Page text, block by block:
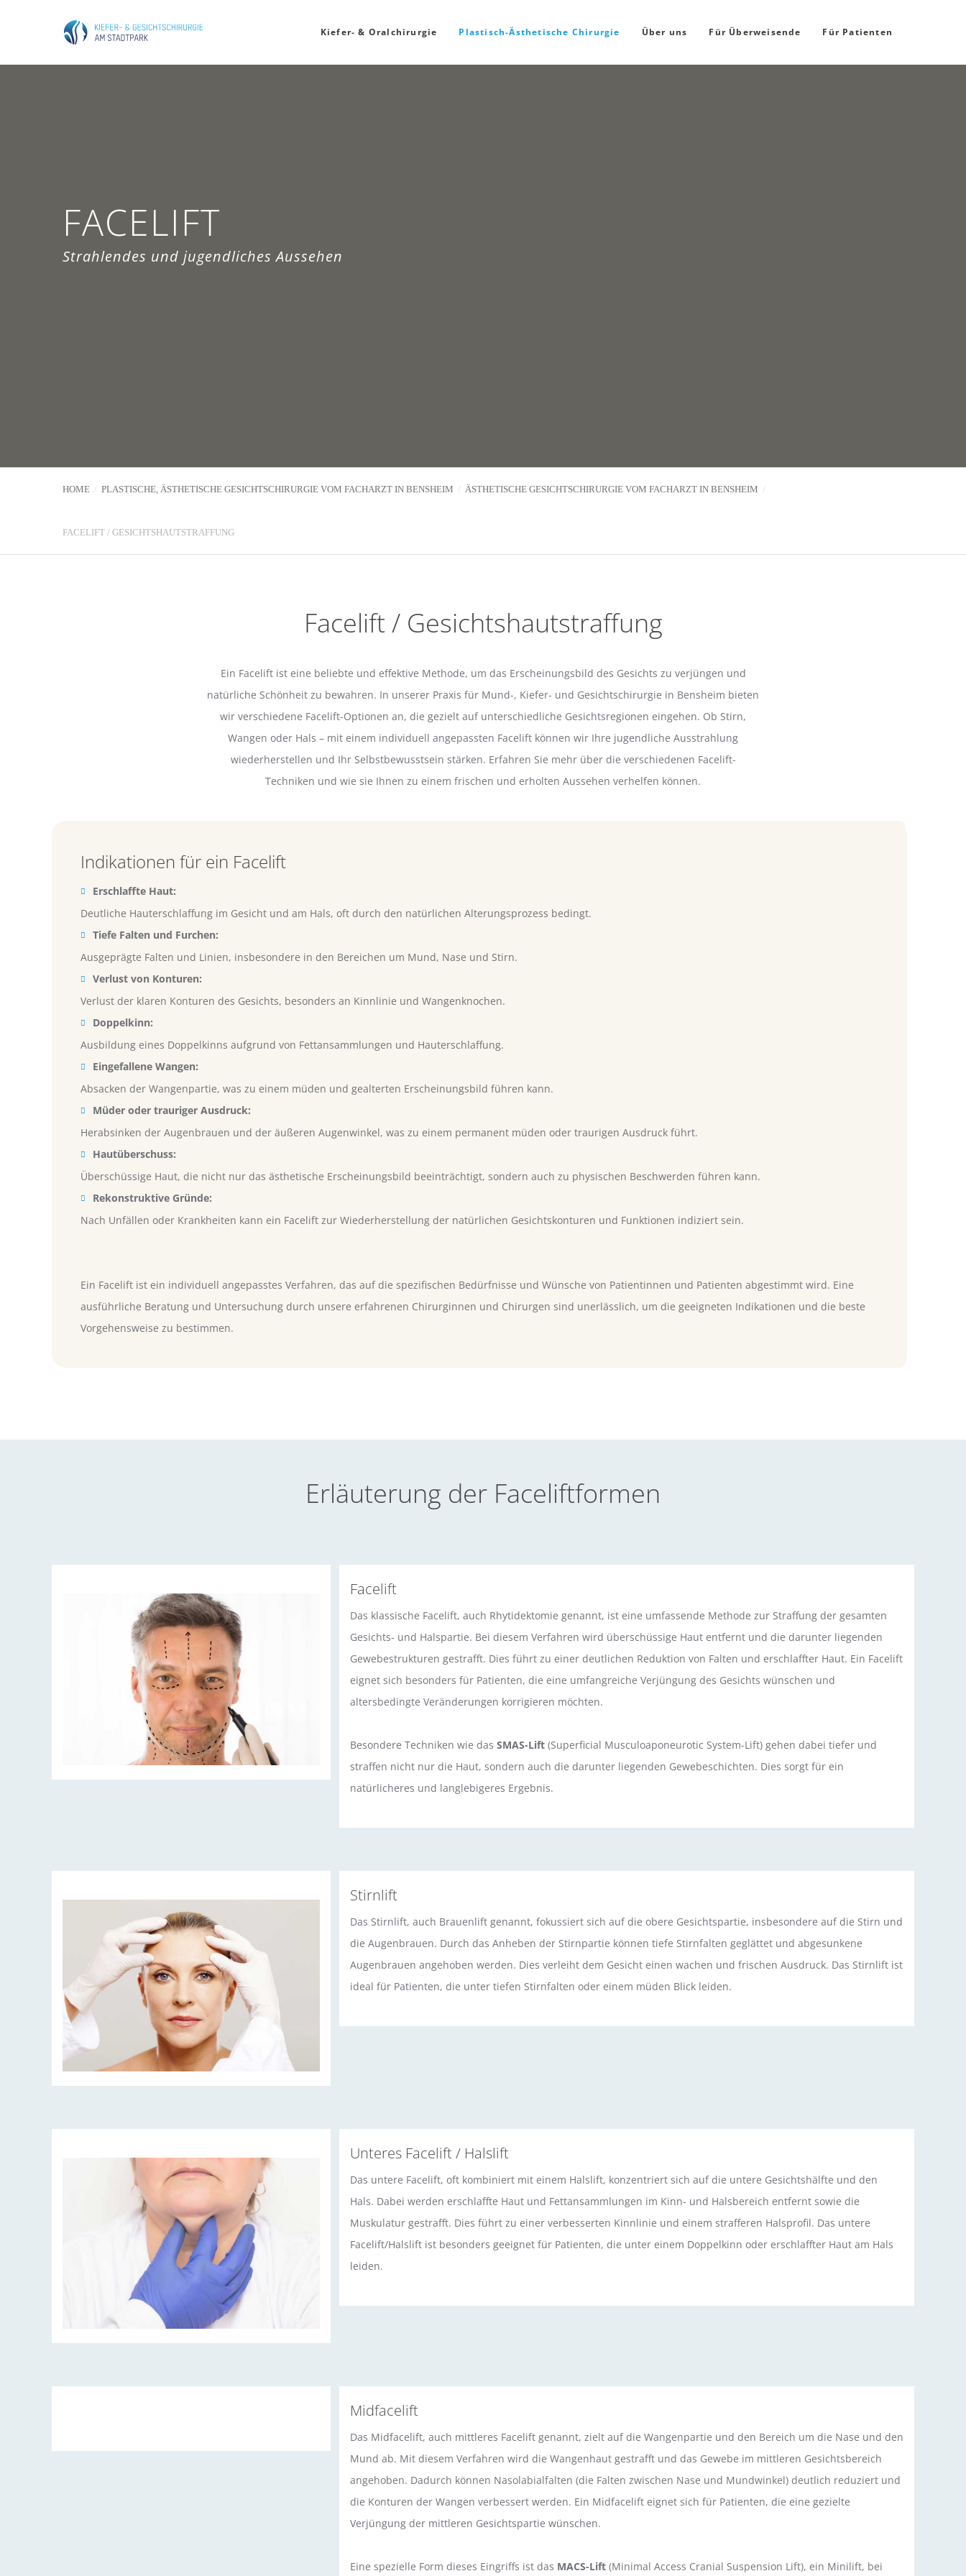
Kiefer- & Oralchirurgie Plastisch-Ästhetische Chirurgie Über uns Für Überweisende Für Patienten
FACELIFT
Strahlendes und jugendliches Aussehen
HOME PLASTISCHE, ÄSTHETISCHE GESICHTSCHIRURGIE VOM FACHARZT IN BENSHEIM ÄSTHETISCHE GESICHTSCHIRURGIE VOM FACHARZT IN BENSHEIM
FACELIFT / GESICHTSHAUTSTRAFFUNG
Facelift / Gesichtshautstraffung
Ein Facelift ist eine beliebte und effektive Methode, um das Erscheinungsbild des Gesichts zu verjüngen und
natürliche Schönheit zu bewahren. In unserer Praxis für Mund-, Kiefer- und Gesichtschirurgie in Bensheim bieten
wir verschiedene Facelift-Optionen an, die gezielt auf unterschiedliche Gesichtsregionen eingehen. Ob Stirn,
Wangen oder Hals – mit einem individuell angepassten Facelift können wir Ihre jugendliche Ausstrahlung
wiederherstellen und Ihr Selbstbewusstsein stärken. Erfahren Sie mehr über die verschiedenen Facelift-
Techniken und wie sie Ihnen zu einem frischen und erholten Aussehen verhelfen können.
Indikationen für ein Facelift
Erschlaffte Haut:
Deutliche Hauterschlaffung im Gesicht und am Hals, oft durch den natürlichen Alterungsprozess bedingt.
Tiefe Falten und Furchen:
Ausgeprägte Falten und Linien, insbesondere in den Bereichen um Mund, Nase und Stirn.
Verlust von Konturen:
Verlust der klaren Konturen des Gesichts, besonders an Kinnlinie und Wangenknochen.
Doppelkinn:
Ausbildung eines Doppelkinns aufgrund von Fettansammlungen und Hauterschlaffung.
Eingefallene Wangen:
Absacken der Wangenpartie, was zu einem müden und gealterten Erscheinungsbild führen kann.
Müder oder trauriger Ausdruck:
Herabsinken der Augenbrauen und der äußeren Augenwinkel, was zu einem permanent müden oder traurigen Ausdruck führt.
Hautüberschuss:
Überschüssige Haut, die nicht nur das ästhetische Erscheinungsbild beeinträchtigt, sondern auch zu physischen Beschwerden führen kann.
Rekonstruktive Gründe:
Nach Unfällen oder Krankheiten kann ein Facelift zur Wiederherstellung der natürlichen Gesichtskonturen und Funktionen indiziert sein.
Ein Facelift ist ein individuell angepasstes Verfahren, das auf die spezifischen Bedürfnisse und Wünsche von Patientinnen und Patienten abgestimmt wird. Eine
ausführliche Beratung und Untersuchung durch unsere erfahrenen Chirurginnen und Chirurgen sind unerlässlich, um die geeigneten Indikationen und die beste
Vorgehensweise zu bestimmen.
Erläuterung der Faceliftformen
Facelift
Das klassische Facelift, auch Rhytidektomie genannt, ist eine umfassende Methode zur Straffung der gesamten
Gesichts- und Halspartie. Bei diesem Verfahren wird überschüssige Haut entfernt und die darunter liegenden
Gewebestrukturen gestrafft. Dies führt zu einer deutlichen Reduktion von Falten und erschlaffter Haut. Ein Facelift
eignet sich besonders für Patienten, die eine umfangreiche Verjüngung des Gesichts wünschen und
altersbedingte Veränderungen korrigieren möchten.
Besondere Techniken wie das SMAS-Lift (Superficial Musculoaponeurotic System-Lift) gehen dabei tiefer und
straffen nicht nur die Haut, sondern auch die darunter liegenden Gewebeschichten. Dies sorgt für ein
natürlicheres und langlebigeres Ergebnis.
Stirnlift
Das Stirnlift, auch Brauenlift genannt, fokussiert sich auf die obere Gesichtspartie, insbesondere auf die Stirn und
die Augenbrauen. Durch das Anheben der Stirnpartie können tiefe Stirnfalten geglättet und abgesunkene
Augenbrauen angehoben werden. Dies verleiht dem Gesicht einen wachen und frischen Ausdruck. Das Stirnlift ist
ideal für Patienten, die unter tiefen Stirnfalten oder einem müden Blick leiden.
Unteres Facelift / Halslift
Das untere Facelift, oft kombiniert mit einem Halslift, konzentriert sich auf die untere Gesichtshälfte und den
Hals. Dabei werden erschlaffte Haut und Fettansammlungen im Kinn- und Halsbereich entfernt sowie die
Muskulatur gestrafft. Dies führt zu einer verbesserten Kinnlinie und einem strafferen Halsprofil. Das untere
Facelift/Halslift ist besonders geeignet für Patienten, die unter einem Doppelkinn oder erschlaffter Haut am Hals
leiden.
Midfacelift
Das Midfacelift, auch mittleres Facelift genannt, zielt auf die Wangenpartie und den Bereich um die Nase und den
Mund ab. Mit diesem Verfahren wird die Wangenhaut gestrafft und das Gewebe im mittleren Gesichtsbereich
angehoben. Dadurch können Nasolabialfalten (die Falten zwischen Nase und Mundwinkel) deutlich reduziert und
die Konturen der Wangen verbessert werden. Ein Midfacelift eignet sich für Patienten, die eine gezielte
Verjüngung der mittleren Gesichtspartie wünschen.
Eine spezielle Form dieses Eingriffs ist das MACS-Lift (Minimal Access Cranial Suspension Lift), ein Minilift, bei